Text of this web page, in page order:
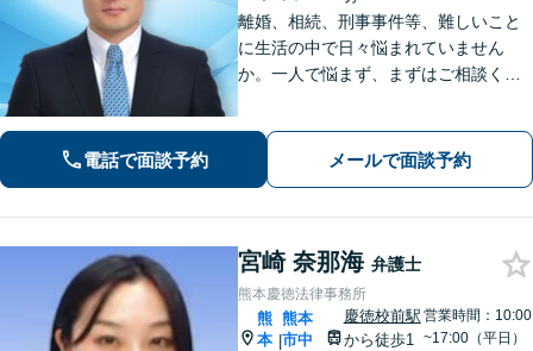
離婚、相続、刑事事件等、難しいこと
に生活の中で日々悩まれていません
か。一人で悩まず、まずはご相談くだ
か、解決できるとしてどういった解決
策があるかご提案します。
電話で面談予約 メールで面談予約
宮崎 奈那海 弁護士
熊本慶徳法律事務所
熊
本 |
熊本
市中
慶徳校前駅
から徒歩1
営業時間：10:00
~17:00（平日）